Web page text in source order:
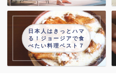
日本人はきっとハマ
る！ジョージアで食
べたい料理ベスト７